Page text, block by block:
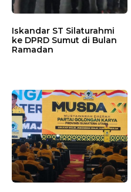
Iskandar ST Silaturahmi
ke DPRD Sumut di Bulan
Ramadan